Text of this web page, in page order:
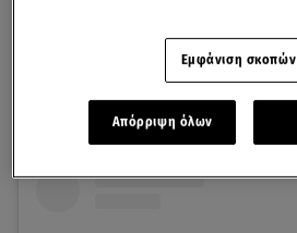
στους ημιτελικούς
Εμφάνιση σκοπών
Απόρριψη όλων